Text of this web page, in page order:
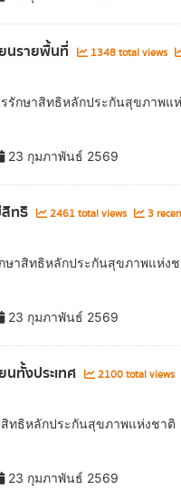
นรายพื้นที่ 1348 total views
รักษาสิทธิหลักประกันสุขภาพแ
23 กุมภาพันธ์ 2569
ทธิ 2461 total views 3
ษาสิทธิหลักประกันสุขภาพแห่ง
23 กุมภาพันธ์ 2569
ทั้งประเทศ 2100 total views
ทธิหลักประกันสุขภาพแห่งชาติ
23 กุมภาพันธ์ 2569